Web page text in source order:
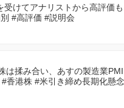
けてアナリストから高評価
#高評価 #説明会
揉み合い、あすの製造業
香港株 #米引き締め長期化懸